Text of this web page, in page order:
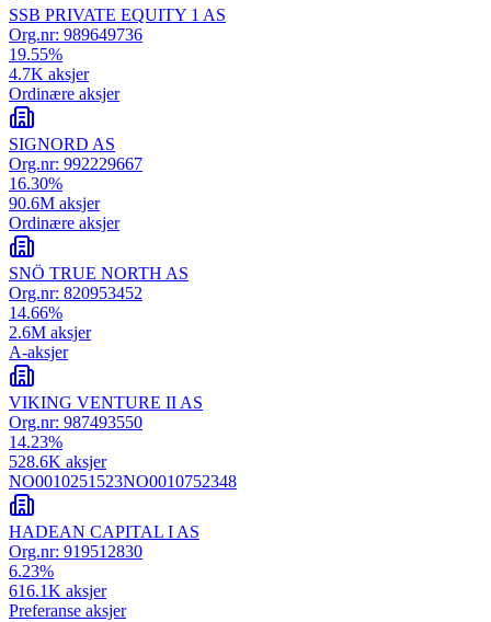
SSB PRIVATE EQUITY 1 AS
Org.nr: 989649736
19.55%
4.7K aksjer
Ordinære aksjer
SIGNORD AS
Org.nr: 992229667
16.30%
90.6M aksjer
Ordinære aksjer
SNÖ TRUE NORTH AS
Org.nr: 820953452
14.66%
2.6M aksjer
A-aksjer
VIKING VENTURE II AS
Org.nr: 987493550
14.23%
528.6K aksjer
NO0010251523NO0010752348
HADEAN CAPITAL I AS
Org.nr: 919512830
6.23%
616.1K aksjer
Preferanse aksjer